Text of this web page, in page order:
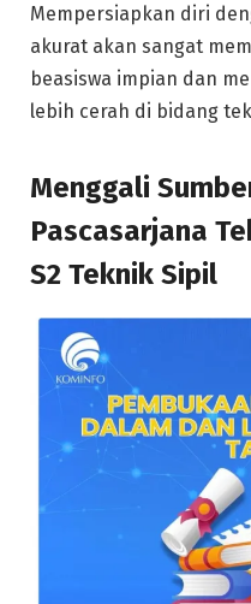
Mempersiapkan diri
akurat akan sangat
beasiswa impian dan
lebih cerah di bidang
Menggali
Pascasarjana
S2 Teknik Sipil